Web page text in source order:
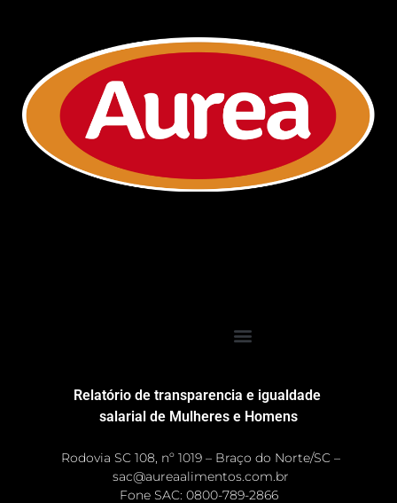
Rodovia SC 108, nº 1019 – Braço do Norte/SC –
sac@aureaalimentos.com.br
Fone SAC: 0800-789-2866
Relatório de transparencia e igualdade
salarial de Mulheres e Homens